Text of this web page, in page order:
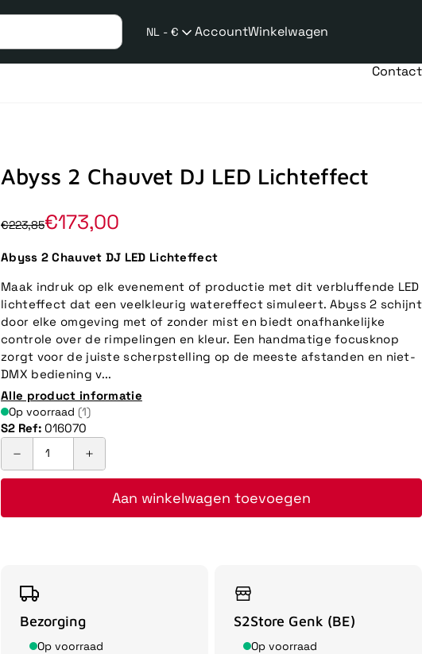
NL - €
taalwijziging
AccountWinkelwagen
Contact
Abyss 2 Chauvet DJ LED Lichteffect
€223,85€173,00
Abyss 2 Chauvet DJ LED Lichteffect
Maak indruk op elk evenement of productie met dit verbluffende LED
lichteffect dat een veelkleurig watereffect simuleert. Abyss 2 schijnt
door elke omgeving met of zonder mist en biedt onafhankelijke
controle over de rimpelingen en kleur. Een handmatige focusknop
zorgt voor de juiste scherpstelling op de meeste afstanden en niet-
DMX bediening v...
Alle product informatie
Op voorraad (1)
S2 Ref: 016070
Aan winkelwagen toevoegen
Bezorging
Op voorraad
S2Store Genk (BE)
Op voorraad